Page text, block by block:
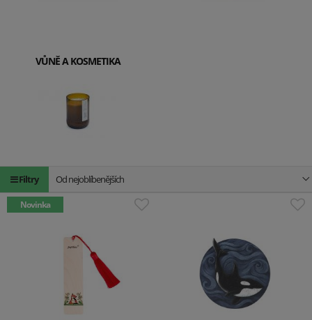
VŮNĚ A KOSMETIKA
Filtry Od nejoblíbenějších
Novinka